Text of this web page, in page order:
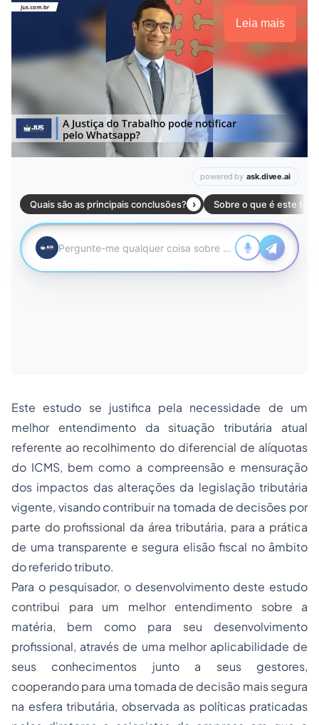
Leia mais
Este estudo se justifica pela necessidade de um
melhor entendimento da situação tributária atual
referente ao recolhimento do diferencial de alíquotas
do ICMS, bem como a compreensão e mensuração
dos impactos das alterações da legislação tributária
vigente, visando contribuir na tomada de decisões por
parte do profissional da área tributária, para a prática
de uma transparente e segura elisão fiscal no âmbito
do referido tributo.
Para o pesquisador, o desenvolvimento deste estudo
contribui para um melhor entendimento sobre a
matéria, bem como para seu desenvolvimento
profissional, através de uma melhor aplicabilidade de
seus conhecimentos junto a seus gestores,
cooperando para uma tomada de decisão mais segura
na esfera tributária, observada as políticas praticadas